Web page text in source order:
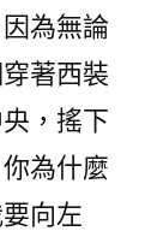
為無論
著西裝
，搖下
為什麼
向左